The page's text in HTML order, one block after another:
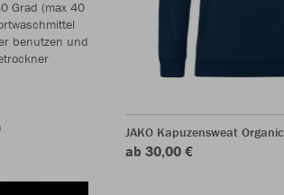
Grad (max 40
benutzen und
JAKO Kapuzensweat Organic
ab 30,00 €